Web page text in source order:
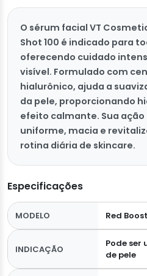
O sérum facial VT
Shot 100 é indicado para
oferecendo cuidado
visível. Formulado com
hialurônico, ajuda a
da pele, proporcionando
efeito calmante. Sua ação
uniforme, macia e
rotina diária de skincare.
Especificações
MODELO Red
INDICAÇÃO
Pode ser
de pele